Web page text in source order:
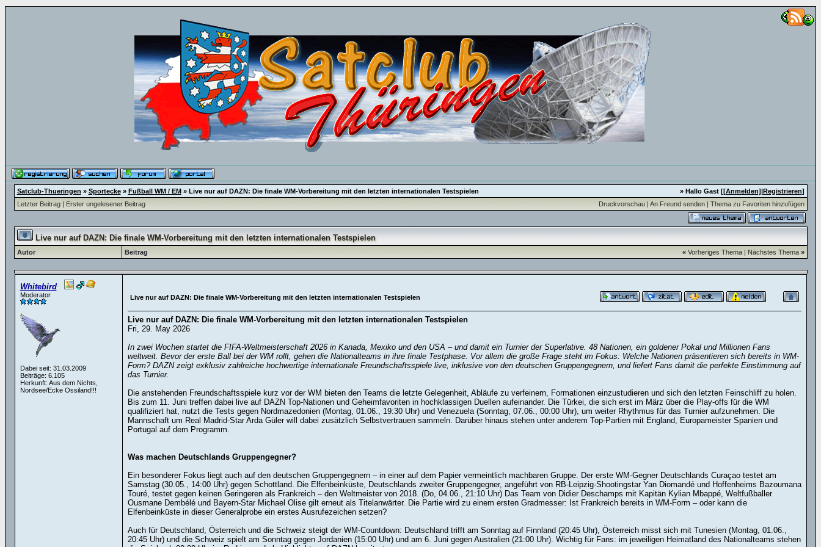
Satclub-Thueringen » Sportecke» Fußball WM / EM» Live nur auf DAZN: Die finale WM-Vorbereitung mit den letzten internationalen Testspielen » Hallo Gast [[Anmelden]|Registrieren]
Letzter Beitrag| Erster ungelesener Beitrag Druckvorschau| An Freund senden| Thema zu Favoriten hinzufügen
Live nur auf DAZN: Die finale WM-Vorbereitung mit den letzten internationalen Testspielen
Autor Beitrag « Vorheriges Thema| Nächstes Thema »
Whitebird
Moderator
Dabei seit: 31.03.2009
Beiträge: 6.105
Herkunft: Aus dem Nichts,
Nordsee/Ecke Ossiland!!!
Live nur auf DAZN: Die finale WM-Vorbereitung mit den letzten internationalen Testspielen
Live nur auf DAZN: Die finale WM-Vorbereitung mit den letzten internationalen Testspielen
Fri, 29. May 2026
In zwei Wochen startet die FIFA-Weltmeisterschaft 2026 in Kanada, Mexiko und den USA – und damit ein Turnier der Superlative. 48 Nationen, ein goldener Pokal und Millionen Fans
weltweit. Bevor der erste Ball bei der WM rollt, gehen die Nationalteams in ihre finale Testphase. Vor allem die große Frage steht im Fokus: Welche Nationen präsentieren sich bereits in WM-
Form? DAZN zeigt exklusiv zahlreiche hochwertige internationale Freundschaftsspiele live, inklusive von den deutschen Gruppengegnern, und liefert Fans damit die perfekte Einstimmung auf
das Turnier.
Die anstehenden Freundschaftsspiele kurz vor der WM bieten den Teams die letzte Gelegenheit, Abläufe zu verfeinern, Formationen einzustudieren und sich den letzten Feinschliff zu holen.
Bis zum 11. Juni treffen dabei live auf DAZN Top-Nationen und Geheimfavoriten in hochklassigen Duellen aufeinander. Die Türkei, die sich erst im März über die Play-offs für die WM
qualifiziert hat, nutzt die Tests gegen Nordmazedonien (Montag, 01.06., 19:30 Uhr) und Venezuela (Sonntag, 07.06., 00:00 Uhr), um weiter Rhythmus für das Turnier aufzunehmen. Die
Mannschaft um Real Madrid-Star Arda Güler will dabei zusätzlich Selbstvertrauen sammeln. Darüber hinaus stehen unter anderem Top-Partien mit England, Europameister Spanien und
Portugal auf dem Programm.
Was machen Deutschlands Gruppengegner?
Ein besonderer Fokus liegt auch auf den deutschen Gruppengegnern – in einer auf dem Papier vermeintlich machbaren Gruppe. Der erste WM-Gegner Deutschlands Curaçao testet am
Samstag (30.05., 14:00 Uhr) gegen Schottland. Die Elfenbeinküste, Deutschlands zweiter Gruppengegner, angeführt von RB-Leipzig-Shootingstar Yan Diomandé und Hoffenheims Bazoumana
Touré, testet gegen keinen Geringeren als Frankreich – den Weltmeister von 2018. (Do, 04.06., 21:10 Uhr) Das Team von Didier Deschamps mit Kapitän Kylian Mbappé, Weltfußballer
Ousmane Dembélé und Bayern-Star Michael Olise gilt erneut als Titelanwärter. Die Partie wird zu einem ersten Gradmesser: Ist Frankreich bereits in WM-Form – oder kann die
Elfenbeinküste in dieser Generalprobe ein erstes Ausrufezeichen setzen?
Auch für Deutschland, Österreich und die Schweiz steigt der WM-Countdown: Deutschland trifft am Sonntag auf Finnland (20:45 Uhr), Österreich misst sich mit Tunesien (Montag, 01.06.,
20:45 Uhr) und die Schweiz spielt am Sonntag gegen Jordanien (15:00 Uhr) und am 6. Juni gegen Australien (21:00 Uhr). Wichtig für Fans: im jeweiligen Heimatland des Nationalteams stehen